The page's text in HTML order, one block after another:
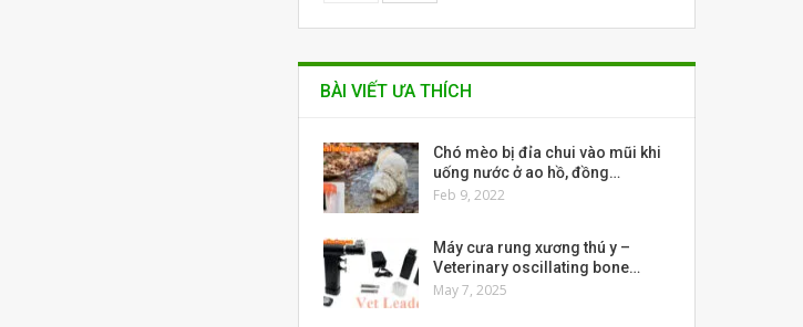
BÀI VIẾT ƯA THÍCH
Chó mèo bị đỉa chui vào mũi khi
uống nước ở ao hồ, đồng…
Feb 9, 2022
Máy cưa rung xương thú y –
Veterinary oscillating bone…
May 7, 2025